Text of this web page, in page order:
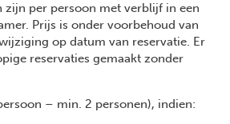
zijn per persoon met verblijf in een
Prijs is onder voorbehoud van
op datum van reservatie. Er
reservaties gemaakt zonder
– min. 2 personen), indien: